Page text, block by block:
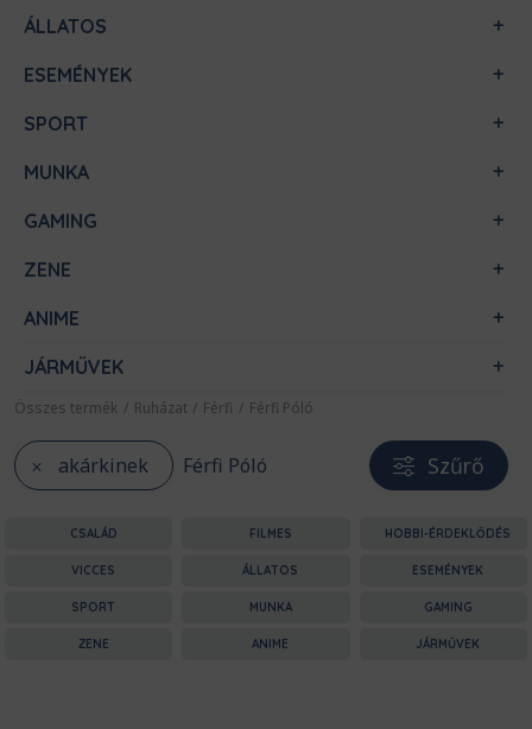
ÁLLATOS
ESEMÉNYEK
SPORT
MUNKA
GAMING
ZENE
ANIME
JÁRMŰVEK
Összes termék / Ruházat / Férfi / Férfi Póló
akárkinek Férfi Póló Szűrő
CSALÁD FILMES HOBBI-ÉRDEKLŐDÉS
VICCES ÁLLATOS ESEMÉNYEK
SPORT MUNKA GAMING
ZENE ANIME JÁRMŰVEK